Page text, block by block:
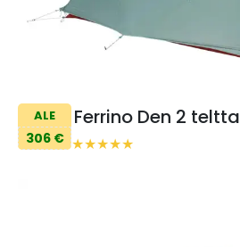
ALE
306 €
Ferrino Den 2 teltta